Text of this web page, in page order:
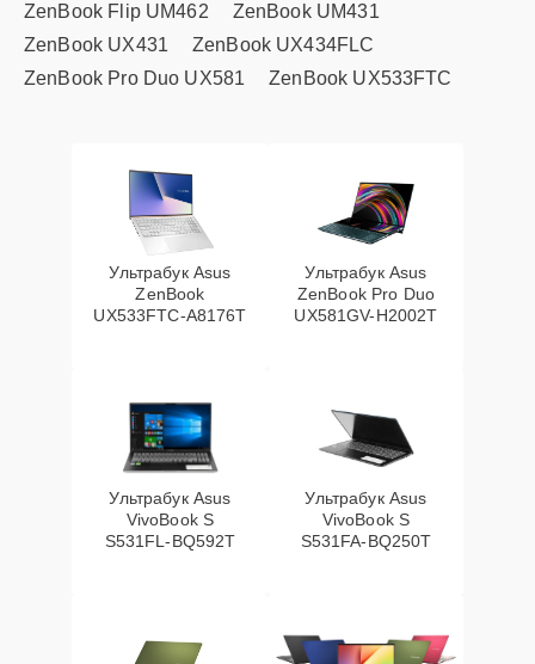
ZenBook Flip UM462
ZenBook UM431
ZenBook UX431
ZenBook UX434FLC
ZenBook Pro Duo UX581
ZenBook UX533FTC
Ультрабук Asus
ZenBook
UX533FTC-A8176T
Ультрабук Asus
ZenBook Pro Duo
UX581GV-H2002T
Ультрабук Asus
VivoBook S
S531FL-BQ592T
Ультрабук Asus
VivoBook S
S531FA-BQ250T